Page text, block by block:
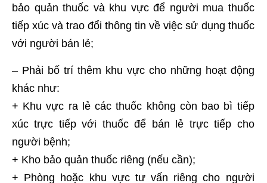
bảo quản thuốc và khu vực để người mua thuốc
tiếp xúc và trao đổi thông tin về việc sử dụng thuốc
với người bán lẻ;
– Phải bố trí thêm khu vực cho những hoạt động
khác như:
+ Khu vực ra lẻ các thuốc không còn bao bì tiếp
xúc trực tiếp với thuốc để bán lẻ trực tiếp cho
người bệnh;
+ Kho bảo quản thuốc riêng (nếu cần);
+ Phòng hoặc khu vực tư vấn riêng cho người